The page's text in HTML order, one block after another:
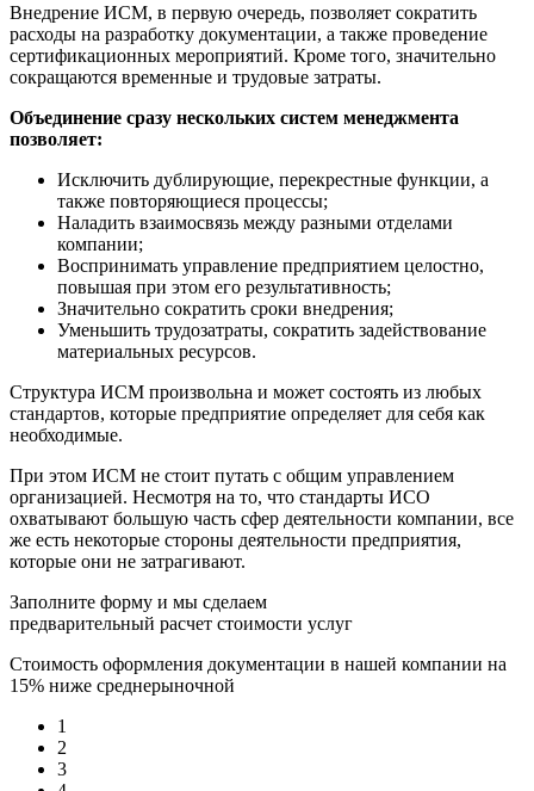
Внедрение ИСМ, в первую очередь, позволяет сократить
расходы на разработку документации, а также проведение
сертификационных мероприятий. Кроме того, значительно
сокращаются временные и трудовые затраты.
Объединение сразу нескольких систем менеджмента
позволяет:
Исключить дублирующие, перекрестные функции, а
также повторяющиеся процессы;
Наладить взаимосвязь между разными отделами
компании;
Воспринимать управление предприятием целостно,
повышая при этом его результативность;
Значительно сократить сроки внедрения;
Уменьшить трудозатраты, сократить задействование
материальных ресурсов.
Структура ИСМ произвольна и может состоять из любых
стандартов, которые предприятие определяет для себя как
необходимые.
При этом ИСМ не стоит путать с общим управлением
организацией. Несмотря на то, что стандарты ИСО
охватывают большую часть сфер деятельности компании, все
же есть некоторые стороны деятельности предприятия,
которые они не затрагивают.
Заполните форму и мы сделаем
предварительный расчет стоимости услуг
Стоимость оформления документации в нашей компании на
15% ниже среднерыночной
1
2
3